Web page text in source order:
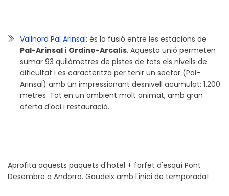
Vallnord Pal Arinsal: és la fusió entre les estacions de
Pal-Arinsal i Ordino-Arcalís. Aquesta unió permeten
sumar 93 quilòmetres de pistes de tots els nivells de
dificultat i es caracteritza per tenir un sector (Pal-
Arinsal) amb un impressionant desnivell acumulat: 1.200
metres. Tot en un ambient molt animat, amb gran
oferta d'oci i restauració.
Aprofita aquests paquets d'hotel + forfet d'esquí Pont
Desembre a Andorra. Gaudeix amb l'inici de temporada!